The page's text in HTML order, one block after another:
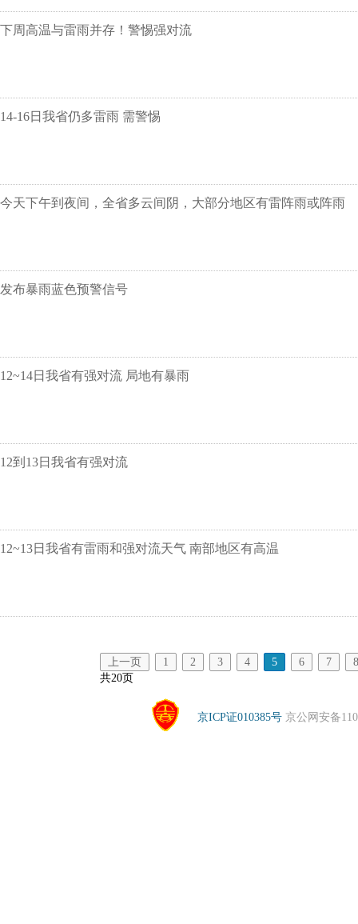
下周高温与雷雨并存！警惕强对流
14-16日我省仍多雷雨 需警惕
今天下午到夜间，全省多云间阴，大部分地区有雷阵雨或阵雨
发布暴雨蓝色预警信号
12~14日我省有强对流 局地有暴雨
12到13日我省有强对流
12~13日我省有雷雨和强对流天气 南部地区有高温
上一页 1 2 3 4 5 6 7
8
共20页
京ICP证010385号 京公网安备